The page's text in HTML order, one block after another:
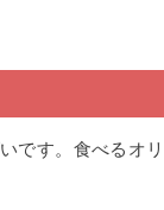
です。食べるオ